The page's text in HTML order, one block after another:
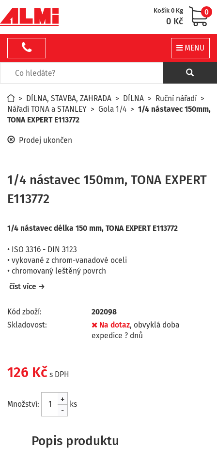
Košík 0 Kg
0 Kč
0
MENU
> DÍLNA, STAVBA, ZAHRADA > DÍLNA > Ruční nářadí >
Nářadí TONA a STANLEY > Gola 1/4 > 1/4 nástavec 150mm,
TONA EXPERT E113772
Prodej ukončen
1/4 nástavec 150mm, TONA EXPERT
E113772
1/4 nástavec délka 150 mm, TONA EXPERT E113772
• ISO 3316 - DIN 3123
• vykované z chrom-vanadové oceli
• chromovaný leštěný povrch
číst více →
Kód zboží:
202098
Skladovost:
Na dotaz, obvyklá doba
expedice ? dnů
126 Kč s DPH
Množství:
-
+
ks
Popis produktu